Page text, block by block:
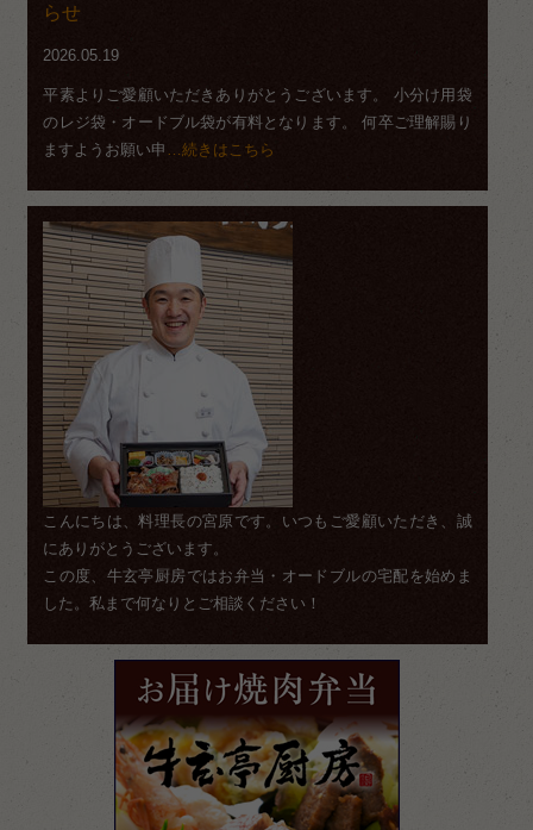
らせ
2026.05.19
平素よりご愛顧いただきありがとうございます。 小分け用袋
のレジ袋・オードブル袋が有料となります。 何卒ご理解賜り
ますようお願い申
…続きはこちら
こんにちは、料理長の宮原です。いつもご愛顧いただき、誠
にありがとうございます。
この度、牛玄亭厨房ではお弁当・オードブルの宅配を始めま
した。私まで何なりとご相談ください！